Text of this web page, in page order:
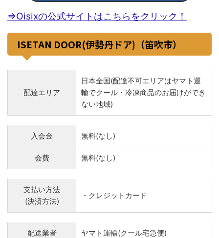
⇒Oisixの公式サイトはこちらをクリック！
ISETAN DOOR(伊勢丹ドア)（笛吹市）
配達エリア
日本全国(配達不可エリアはヤマト運
輸でクール・冷凍商品のお届けができ
ない地域)
入会金 無料(なし)
会費 無料(なし)
支払い方法
(決済方法)
・クレジットカード
配送業者 ヤマト運輸(クール宅急便)